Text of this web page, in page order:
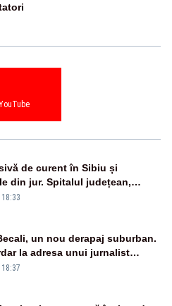
de curent în Sibiu și
din jur. Spitalul județean,
rețelele de telefonie, grav
un nou derapaj suburban.
la adresa unui jurnalist